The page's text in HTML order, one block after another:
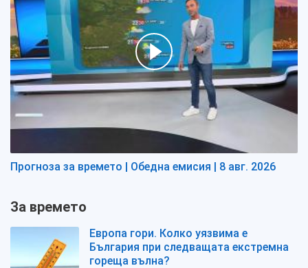
Прогноза за времето | Обедна емисия | 8 авг. 2026
За времето
Европа гори. Колко уязвима е
България при следващата екстремна
гореща вълна?